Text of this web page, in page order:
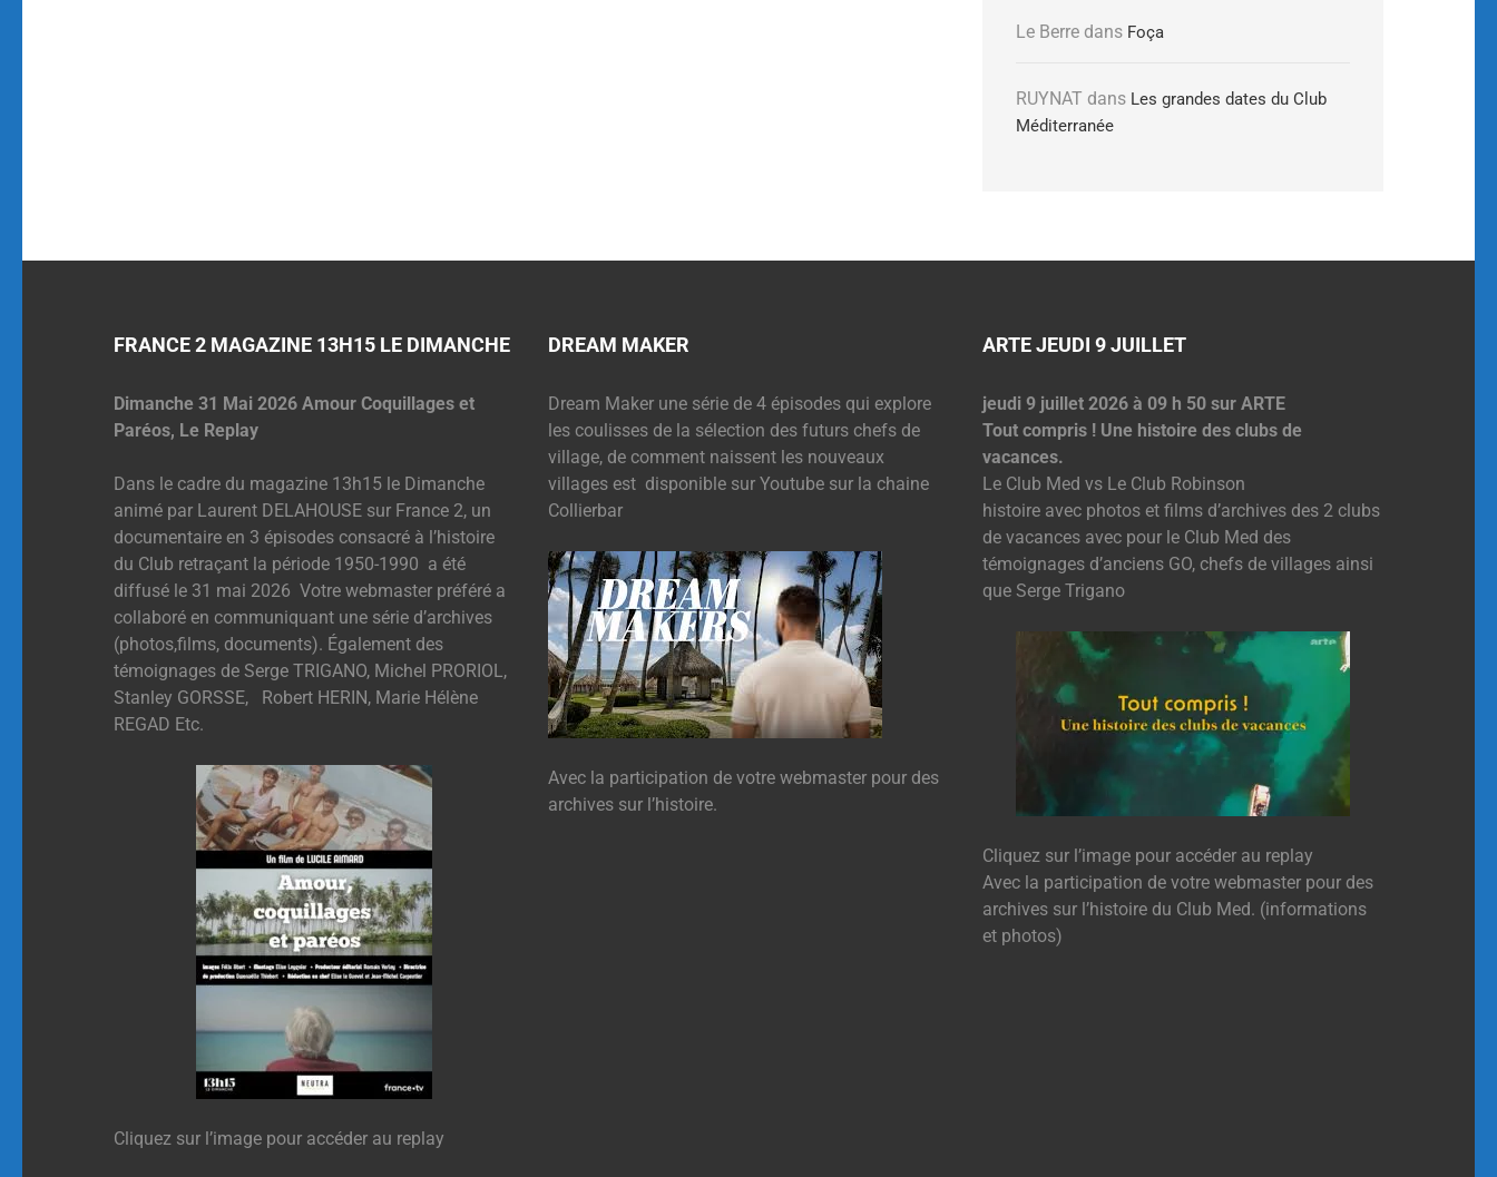
Le Berre dans Foça
RUYNAT dans Les grandes dates du Club
Méditerranée
FRANCE 2 MAGAZINE 13H15 LE DIMANCHE
Dimanche 31 Mai 2026 Amour Coquillages et
Paréos, Le Replay
Dans le cadre du magazine 13h15 le Dimanche
animé par Laurent DELAHOUSE sur France 2, un
documentaire en 3 épisodes consacré à l’histoire
du Club retraçant la période 1950-1990 a été
diffusé le 31 mai 2026 Votre webmaster préféré a
collaboré en communiquant une série d’archives
(photos,films, documents). Également des
témoignages de Serge TRIGANO, Michel PRORIOL,
Stanley GORSSE, Robert HERIN, Marie Hélène
REGAD Etc.
Cliquez sur l’image pour accéder au replay
DREAM MAKER
Dream Maker une série de 4 épisodes qui explore
les coulisses de la sélection des futurs chefs de
village, de comment naissent les nouveaux
villages est disponible sur Youtube sur la chaine
Collierbar
Avec la participation de votre webmaster pour des
archives sur l’histoire.
ARTE JEUDI 9 JUILLET
jeudi 9 juillet 2026 à 09 h 50 sur ARTE
Tout compris ! Une histoire des clubs de
vacances.
Le Club Med vs Le Club Robinson
histoire avec photos et films d’archives des 2 clubs
de vacances avec pour le Club Med des
témoignages d’anciens GO, chefs de villages ainsi
que Serge Trigano
Cliquez sur l’image pour accéder au replay
Avec la participation de votre webmaster pour des
archives sur l’histoire du Club Med. (informations
et photos)